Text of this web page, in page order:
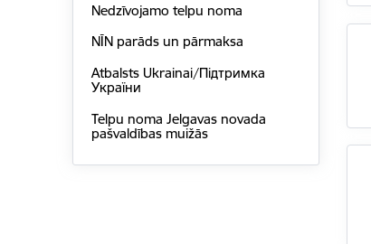
Nedzīvojamo telpu noma
NĪN parāds un pārmaksa
Atbalsts Ukrainai/Підтримка
України
Telpu noma Jelgavas novada
pašvaldības muižās